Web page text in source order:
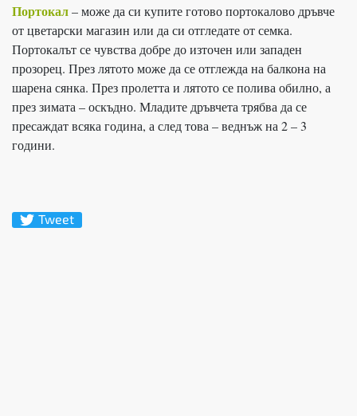
Портокал– може да си купите готово портокалово дръвче
от цветарски магазин или да си отгледате от семка.
Портокалът се чувства добре до източен или западен
прозорец. През лятото може да се отглежда на балкона на
шарена сянка. През пролетта и лятото се полива обилно, а
през зимата – оскъдно. Младите дръвчета трябва да се
пресаждат всяка година, а след това – веднъж на 2 – 3
години.
Tweet